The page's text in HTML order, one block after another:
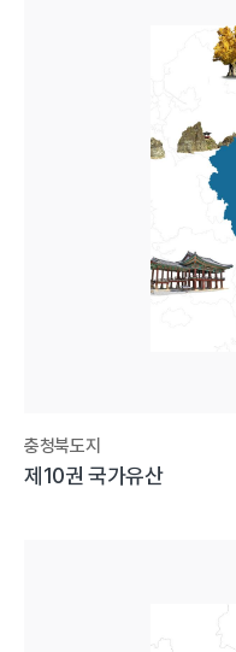
충청북도지
제10권 국가유산